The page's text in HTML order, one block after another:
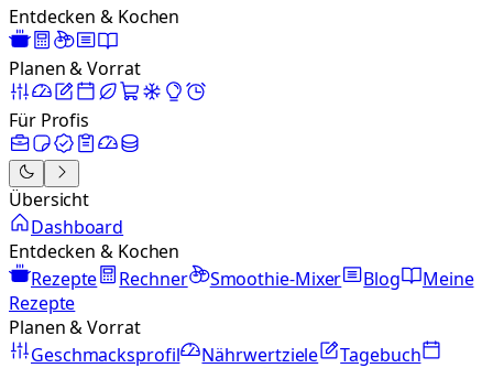
Entdecken & Kochen
Planen & Vorrat
Für Profis
Übersicht
Dashboard
Entdecken & Kochen
Rezepte
Rechner Smoothie-Mixer Blog
Meine
Rezepte
Planen & Vorrat
Geschmacksprofil
Nährwertziele
Tagebuch